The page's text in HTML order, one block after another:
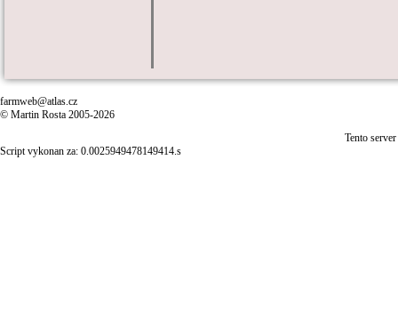
farmweb@atlas.cz
© Martin Rosta 2005-2026
Tento
Script vykonan za: 0.0025949478149414.s